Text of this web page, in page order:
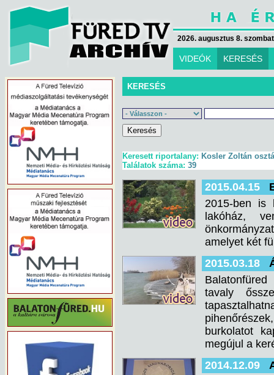
2026. augusztus 8.
VIDEÓK KERESÉS
KERESÉS
Keresett riportalany: Kosler Zoltán
Találatok száma: 39
2015.04.15
2015-ben is
lakóház,
amelyet két
2015.03.18
tavaly
burkolatot
megújul a
2014.12.09